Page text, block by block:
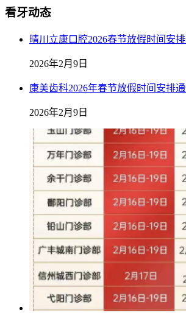
看牙动态
晴川立康口腔2026春节放假时间安
2026年2月9日
康美齿科2026年春节放假时间安排
2026年2月9日